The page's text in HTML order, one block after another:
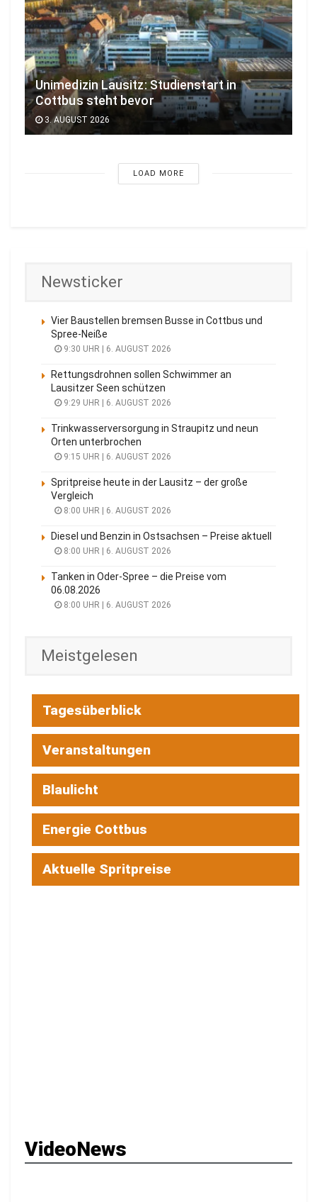
Unimedizin Lausitz: Studienstart in
Cottbus steht bevor
3. AUGUST 2026
LOAD MORE
Newsticker
Vier Baustellen bremsen Busse in Cottbus und
Spree-Neiße
9:30 UHR | 6. AUGUST 2026
Rettungsdrohnen sollen Schwimmer an
Lausitzer Seen schützen
9:29 UHR | 6. AUGUST 2026
Trinkwasserversorgung in Straupitz und neun
Orten unterbrochen
9:15 UHR | 6. AUGUST 2026
Spritpreise heute in der Lausitz – der große
Vergleich
8:00 UHR | 6. AUGUST 2026
Diesel und Benzin in Ostsachsen – Preise aktuell
8:00 UHR | 6. AUGUST 2026
Tanken in Oder-Spree – die Preise vom
06.08.2026
8:00 UHR | 6. AUGUST 2026
Meistgelesen
Tagesüberblick
Veranstaltungen
Blaulicht
Energie Cottbus
Aktuelle Spritpreise
VideoNews